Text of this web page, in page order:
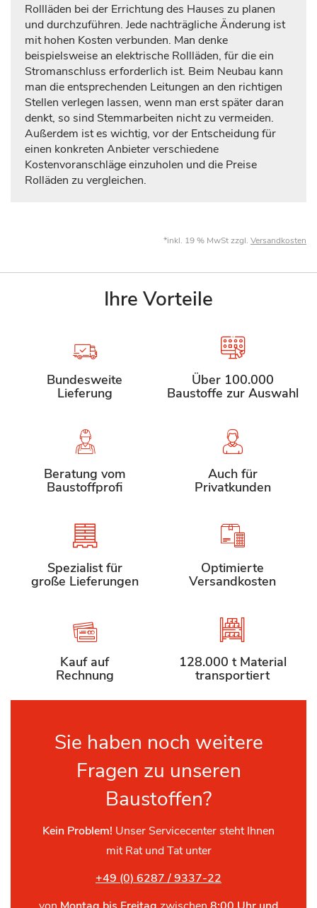
Rollläden bei der Errichtung des Hauses zu planen
und durchzuführen. Jede nachträgliche Änderung ist
mit hohen Kosten verbunden. Man denke
beispielsweise an elektrische Rollläden, für die ein
Stromanschluss erforderlich ist. Beim Neubau kann
man die entsprechenden Leitungen an den richtigen
Stellen verlegen lassen, wenn man erst später daran
denkt, so sind Stemmarbeiten nicht zu vermeiden.
Außerdem ist es wichtig, vor der Entscheidung für
einen konkreten Anbieter verschiedene
Kostenvoranschläge einzuholen und die Preise
Rolläden zu vergleichen.
*inkl. 19 % MwSt zzgl. Versandkosten
Ihre Vorteile
Bundesweite
Lieferung
Über 100.000
Baustoffe zur Auswahl
Beratung vom
Baustoffprofi
Auch für
Privatkunden
Spezialist für
große Lieferungen
Optimierte
Versandkosten
Kauf auf
Rechnung
128.000 t Material
transportiert
Sie haben noch weitere
Fragen zu unseren
Baustoffen?
Kein Problem! Unser Servicecenter steht Ihnen
mit Rat und Tat unter
+49 (0) 6287 / 9337-22